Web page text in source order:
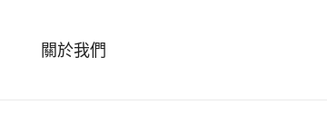
關於我們